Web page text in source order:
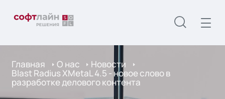
Главная О нас Новости
Blast Radius XMetaL 4.5 - новое слово в
разработке делового контента